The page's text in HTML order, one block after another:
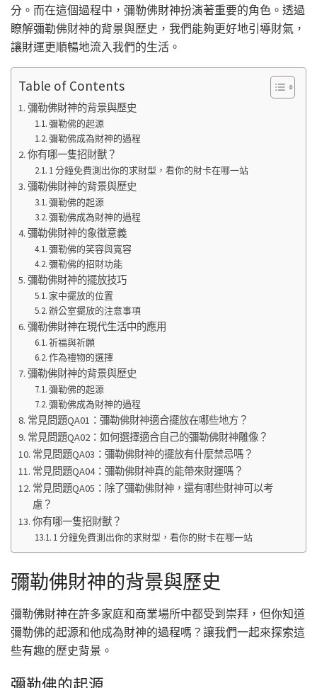
分。而在這個過程中，彌勒佛財神扮演著重要的角色。透過
瞭解彌勒佛財神的背景與歷史，我們能夠更好地引導財氣，
讓財運更順暢地流入我們的生活。
Table of Contents
彌勒佛財神的背景與歷史
彌勒佛的起源
彌勒佛成為財神的過程
你有哪一隻招財獸？
1 分鐘免費測出你的求財型，看你的財卡在哪一站
彌勒佛財神的背景與歷史
彌勒佛的起源
彌勒佛成為財神的過程
彌勒佛財神的象徵意義
彌勒佛的笑容與寬容
彌勒佛的招財功能
彌勒佛財神的擺放技巧
家中擺放的位置
辦公室擺放的注意事項
彌勒佛財神在現代生活中的應用
祈福與祈願
作為禮物的選擇
彌勒佛財神的背景與歷史
彌勒佛的起源
彌勒佛成為財神的過程
常見問題QA01：彌勒佛財神適合擺放在哪些地方？
常見問題QA02：如何選擇適合自己的彌勒佛財神雕像？
常見問題QA03：彌勒佛財神的擺放有什麼禁忌嗎？
常見問題QA04：彌勒佛財神真的能帶來財運嗎？
常見問題QA05：除了彌勒佛財神，還有哪些財神可以考
慮？
你有哪一隻招財獸？
1 分鐘免費測出你的求財型，看你的財卡在哪一站
彌勒佛財神的背景與歷史
彌勒佛財神在許多家庭和商業場所中都受到崇拜，但你知道
彌勒佛的起源和他成為財神的過程嗎？讓我們一起來探索這
些有趣的歷史背景。